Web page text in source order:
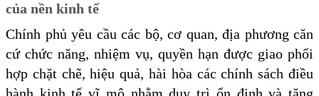
của nền kinh tế
Chính phủ yêu cầu các bộ, cơ quan, địa phương căn
cứ chức năng, nhiệm vụ, quyền hạn được giao phối
hợp chặt chẽ, hiệu quả, hài hòa các chính sách điều